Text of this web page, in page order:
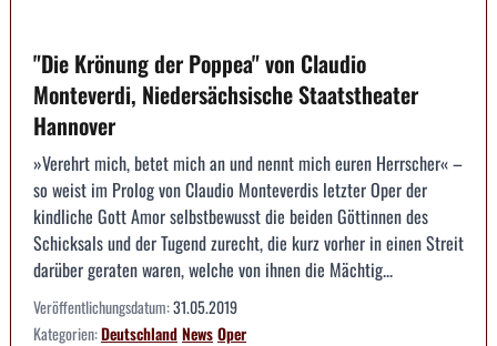
"Die Krönung der Poppea" von Claudio
Monteverdi, Niedersächsische Staatstheater
Hannover
»Verehrt mich, betet mich an und nennt mich euren Herrscher« –
so weist im Prolog von Claudio Monteverdis letzter Oper der
kindliche Gott Amor selbstbewusst die beiden Göttinnen des
Schicksals und der Tugend zurecht, die kurz vorher in einen Streit
darüber geraten waren, welche von ihnen die Mächtig...
Veröffentlichungsdatum:31.05.2019
Kategorien:DeutschlandNewsOper